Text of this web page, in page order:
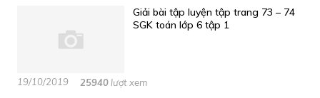
Giải bài tập luyện tập trang 73 – 74
SGK toán lớp 6 tập 1
19/10/2019 25940 lượt xem